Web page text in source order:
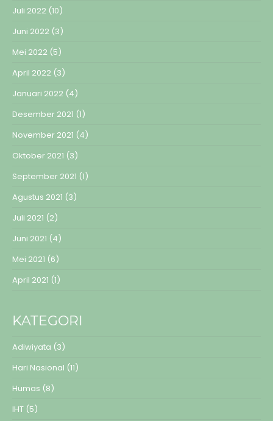
Juli 2022 (10)
Juni 2022 (3)
Mei 2022 (5)
April 2022 (3)
Januari 2022 (4)
Desember 2021 (1)
November 2021 (4)
Oktober 2021 (3)
September 2021 (1)
Agustus 2021 (3)
Juli 2021 (2)
Juni 2021 (4)
Mei 2021 (6)
April 2021 (1)
KATEGORI
Adiwiyata (3)
Hari Nasional (11)
Humas (8)
IHT (5)